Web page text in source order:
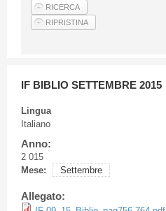
Articoli
IF BIBLIO SETTEMBRE 2015
Lingua
Italiano
Anno:
2 015
Mese:
Settembre
Allegato: